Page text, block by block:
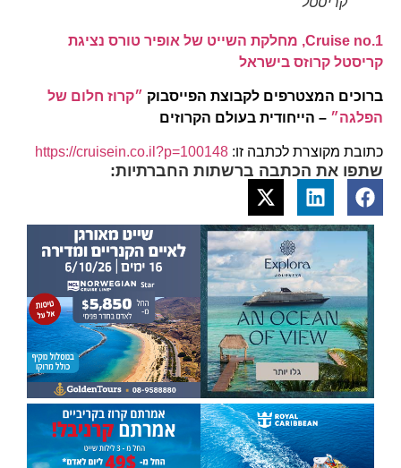
Cruise no.1, מחלקת השייט של אופיר טורס נציגת
קריסטל קרוזס בישראל
ברוכים המצטרפים לקבוצת הפייסבוק״קרוז חלום של
הפלגה״– הייחודית בעולם הקרוזים
כתובת מקוצרת לכתבה זו: https://cruisein.co.il?p=100148
שתפו את הכתבה ברשתות החברתיות: